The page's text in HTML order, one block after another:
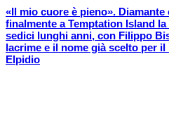
«Il mio cuore è pieno».
finalmente a Temptation Island
sedici lunghi anni, con Filippo
lacrime e il nome già scelto per
Elpidio